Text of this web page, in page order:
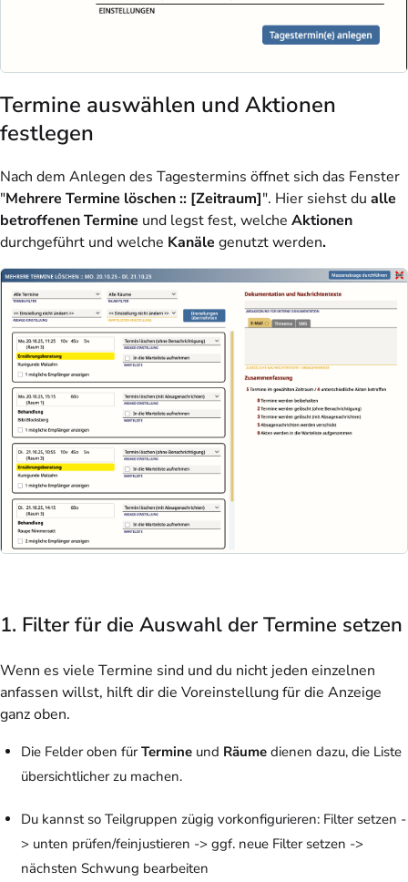
Termine auswählen und Aktionen
festlegen
Nach dem Anlegen des Tagestermins öffnet sich das Fenster
"Mehrere Termine löschen :: [Zeitraum]". Hier siehst du alle
betroffenen Termine und legst fest, welche Aktionen
durchgeführt und welche Kanäle genutzt werden.
1. Filter für die Auswahl der Termine setzen
Wenn es viele Termine sind und du nicht jeden einzelnen
anfassen willst, hilft dir die Voreinstellung für die Anzeige
ganz oben.
Die Felder oben fürTermineund Räumedienen dazu, die Liste
übersichtlicher zu machen.
Du kannst so Teilgruppen zügig vorkonfigurieren: Filter setzen -
> unten prüfen/feinjustieren -> ggf. neue Filter setzen ->
nächsten Schwung bearbeiten